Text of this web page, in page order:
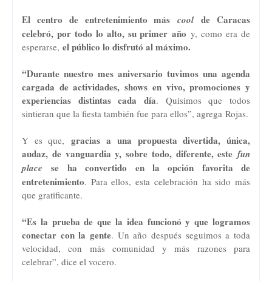
El centro de entretenimiento máscoolde Caracas
celebró, por todo lo alto, su primerañoy, como era de
esperarse, el público lo disfrutó al máximo.
“Durante nuestro mes aniversario tuvimos una agenda
cargada de actividades, shows en vivo, promociones y
experiencias distintas cada día. Quisimos que todos
sintieran que la fiesta también fue para ellos”, agrega Rojas.
Y es que, gracias auna propuesta divertida, única,
audaz, de vanguardia y, sobre todo, diferente, este fun
place se ha convertido en la opción favorita de
entretenimiento. Para ellos, esta celebración ha sido más
que gratificante.
“Es la prueba de que la idea funcionó y que logramos
conectar con la gente. Un año después seguimos a toda
velocidad, con más comunidad y más razones para
celebrar”, dice el vocero.